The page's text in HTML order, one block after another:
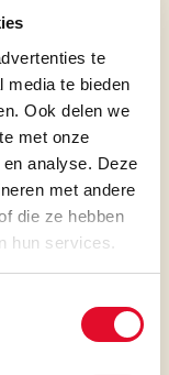
te
media te bieden
Ook delen we
met onze
analyse. Deze
met andere
die ze hebben
hun services.
sla, tomaat,
ui, kimchi en
18.50